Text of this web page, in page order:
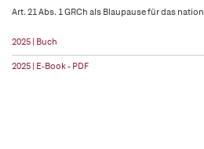
Art. 21 Abs. 1 GRCh als Blaupause für das
2025 | Buch
2025 | E-Book - PDF